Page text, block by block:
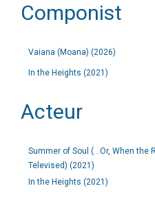
Componist
Vaiana (Moana) (2026)
In the Heights (2021)
Acteur
Summer of Soul (...Or, When the
Televised) (2021)
In the Heights (2021)